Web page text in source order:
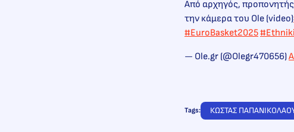
Από αρχηγός,
την κάμερα του Ole (video)
#EuroBasket2025
— Ole.gr (@Olegr470656)
Tags: ΚΩΣΤΑΣ ΠΑΠΑΝΙΚΟΛΑΟΥ